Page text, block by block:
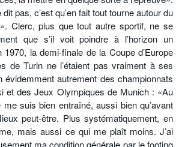
pas, c’est qu’en fait tout tourne autour du
Clerc, plus que tout autre sportif, ne se
que s’il voit poindre à l’horizon un
1970, la demi-finale de la Coupe d’Europe
de Turin ne l’étaient pas vraiment à ses
autrement des championnats
et des Jeux Olympiques de Munich : «Au
me suis bien entraîné, aussi bien qu’avant
peut-être. Plus systématiquement, en
mais aussi ce qui me plaît moins. J’ai
ma condition générale par le footing